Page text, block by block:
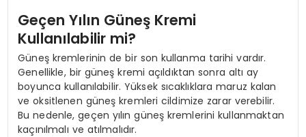
Geçen Yılın Güneş Kremi
Kullanılabilir mi?
Güneş kremlerinin de bir son kullanma tarihi vardır.
Genellikle, bir güneş kremi açıldıktan sonra altı ay
boyunca kullanılabilir. Yüksek sıcaklıklara maruz kalan
ve oksitlenen güneş kremleri cildimize zarar verebilir.
Bu nedenle, geçen yılın güneş kremlerini kullanmaktan
kaçınılmalı ve atılmalıdır.